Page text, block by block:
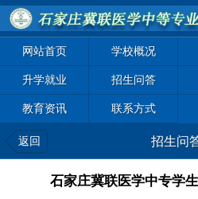
网站首页 学校概况
升学就业 招生问答
教育资讯 联系方式
返回 招生问
石家庄冀联医学中专学